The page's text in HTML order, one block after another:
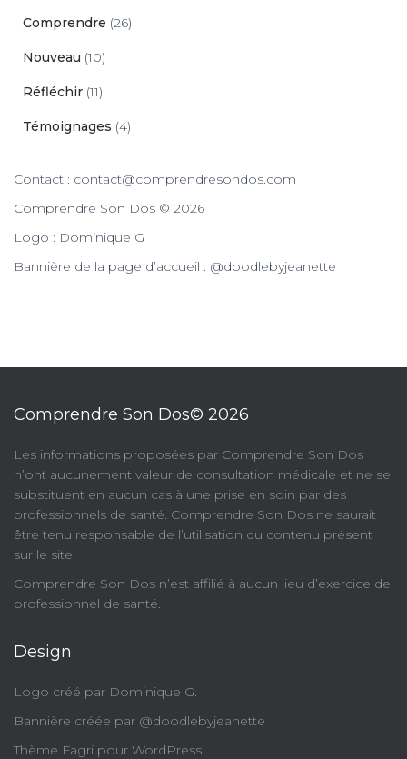
Comprendre (26)
Nouveau (10)
Réfléchir (11)
Témoignages (4)
Contact : contact@comprendresondos.com
Comprendre Son Dos © 2026
Logo : Dominique G
Bannière de la page d’accueil : @doodlebyjeanette
Comprendre Son Dos© 2026
​Les informations proposées par Comprendre Son Dos
n’ont aucunement valeur de consultation médicale et ne se
substituent en aucun cas à une prise en soin par des
professionnels de santé. Comprendre Son Dos ne saurait
être tenu responsable de l’utilisation du contenu présent
sur le site.
Comprendre Son Dos n’est affilié à aucun lieu d’exercice de
professionnel de santé.
Design
Logo créé par Dominique G.
Bannière créée par @doodlebyjeanette
Thème Fagri pour WordPress